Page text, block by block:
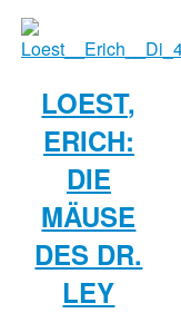
LOEST,
ERICH:
DIE
MÄUSE
DES DR.
LEY